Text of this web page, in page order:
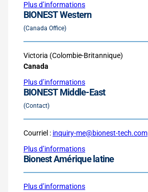
Plus d’informations
BIONEST Western
(Canada Office)
Victoria (Colombie-Britannique)
Canada
Plus d’informations
BIONEST Middle-East
(Contact)
Courriel : inquiry-me@bionest-tech.com
Plus d’informations
Bionest Amérique latine
Plus d’informations